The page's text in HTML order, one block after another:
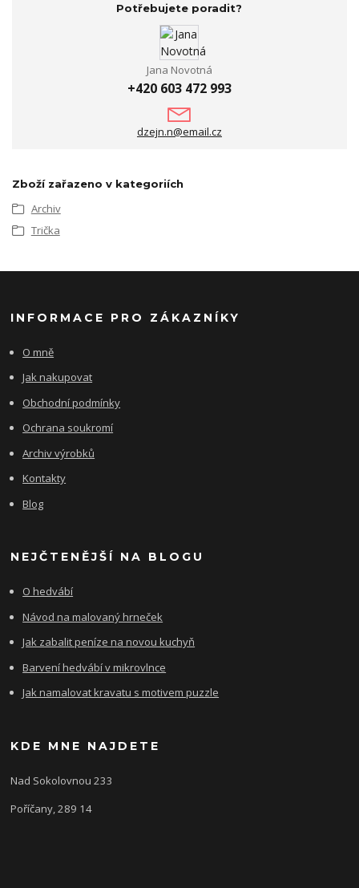
Potřebujete poradit?
Jana Novotná
+420 603 472 993
dzejn.n@email.cz
Zboží zařazeno v kategoriích
Archiv
Trička
INFORMACE PRO ZÁKAZNÍKY
O mně
Jak nakupovat
Obchodní podmínky
Ochrana soukromí
Archiv výrobků
Kontakty
Blog
NEJČTENĚJŠÍ NA BLOGU
O hedvábí
Návod na malovaný hrneček
Jak zabalit peníze na novou kuchyň
Barvení hedvábí v mikrovlnce
Jak namalovat kravatu s motivem puzzle
KDE MNE NAJDETE
Nad Sokolovnou 233
Poříčany, 289 14